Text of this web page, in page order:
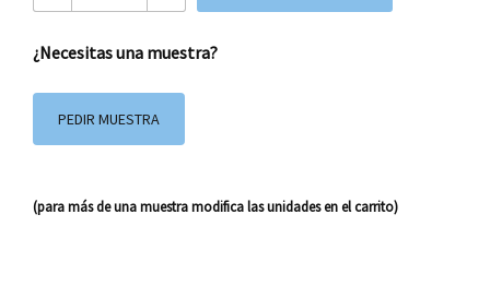
¿Necesitas una muestra?
PEDIR MUESTRA
(para más de una muestra modifica las unidades en el carrito)